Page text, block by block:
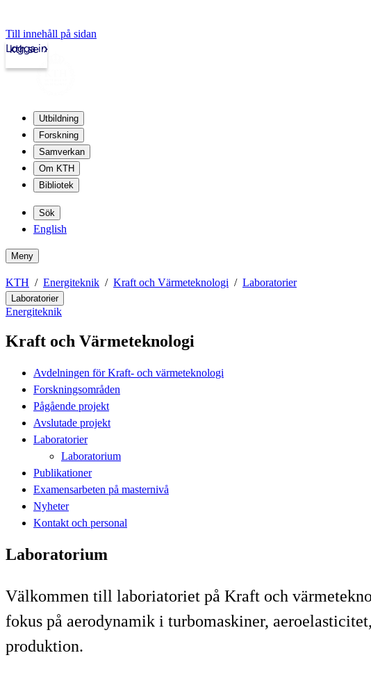
Till innehåll på sidan
kth.se
Logga in
Utbildning
Forskning
Samverkan
Om KTH
Bibliotek
Sök
English
Meny
KTH Energiteknik Kraft och Värmeteknologi Laboratorier
Laboratorier
Energiteknik
Kraft och Värmeteknologi
Avdelningen för Kraft- och värmeteknologi
Forskningsområden
Pågående projekt
Avslutade projekt
Laboratorier
Laboratorium
Publikationer
Examensarbeten på masternivå
Nyheter
Kontakt och personal
Laboratorium
Välkommen till laboriatoriet på Kraft och
fokus på aerodynamik i turbomaskiner,
produktion.